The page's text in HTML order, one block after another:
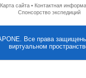
Карта сайта • Контактная
Спонсорство экспедиций
Все права
виртуальном